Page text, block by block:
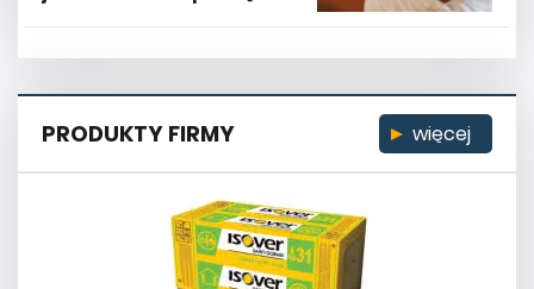
PRODUKTY FIRMY więcej